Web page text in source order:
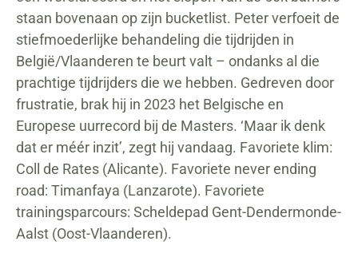
staan bovenaan op zijn bucketlist. Peter verfoeit de
stiefmoederlijke behandeling die tijdrijden in
België/Vlaanderen te beurt valt – ondanks al die
prachtige tijdrijders die we hebben. Gedreven door
frustratie, brak hij in 2023 het Belgische en
Europese uurrecord bij de Masters. ‘Maar ik denk
dat er méér inzit’, zegt hij vandaag. Favoriete klim:
Coll de Rates (Alicante). Favoriete never ending
road: Timanfaya (Lanzarote). Favoriete
trainingsparcours: Scheldepad Gent-Dendermonde-
Aalst (Oost-Vlaanderen).